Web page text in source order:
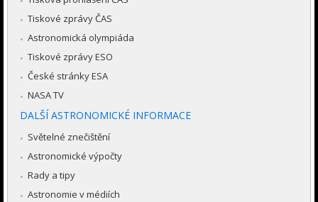
Tiskové zprávy ČAS
Astronomická olympiáda
Tiskové zprávy ESO
České stránky ESA
NASA TV
DALŠÍ ASTRONOMICKÉ INFORMACE
Světelné znečištění
Astronomické výpočty
Rady a tipy
Astronomie v médiích